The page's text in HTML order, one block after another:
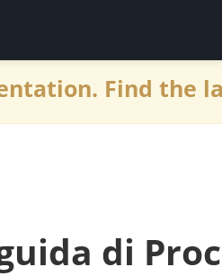
Find the
di